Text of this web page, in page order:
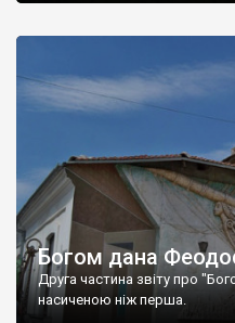
Богом дана
Друга частина звіту про
насиченою ніж перша.